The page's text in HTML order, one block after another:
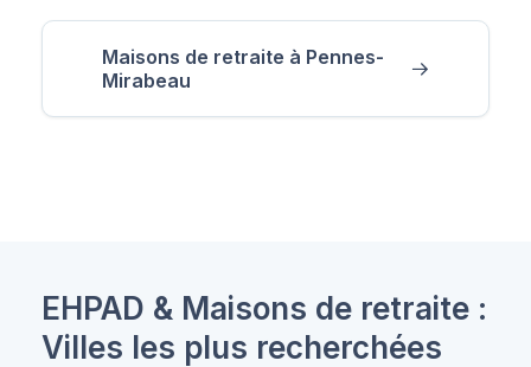
Maisons de retraite à Pennes-
Mirabeau
EHPAD & Maisons de retraite :
Villes les plus recherchées